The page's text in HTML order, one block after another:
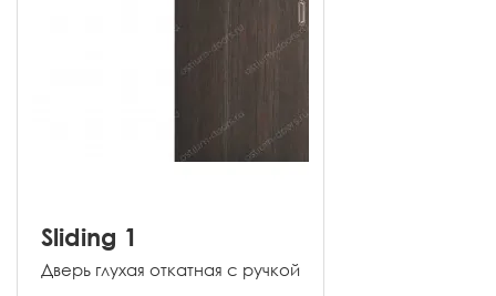
Sliding 1
Дверь глухая откатная с ручкой